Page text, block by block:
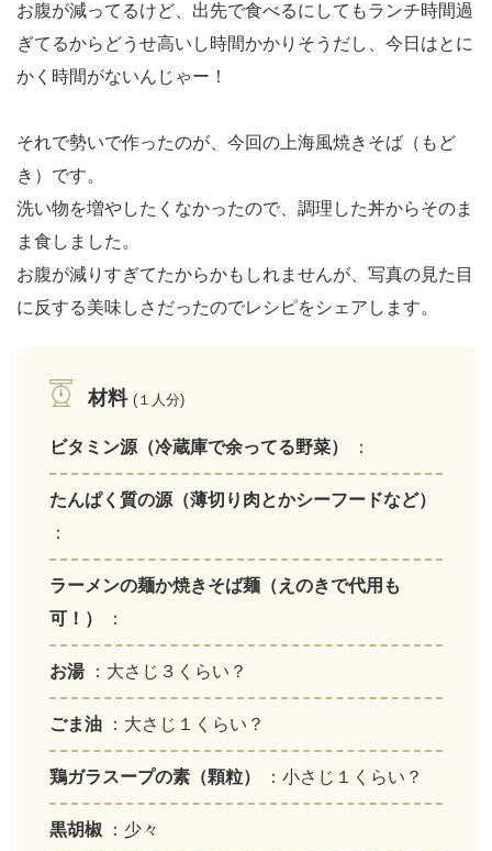
お腹が減ってるけど、出先で食べるにしてもランチ時間過
ぎてるからどうせ高いし時間かかりそうだし、今日はとに
かく時間がないんじゃー！
それで勢いで作ったのが、今回の上海風焼きそば（もど
き）です。
洗い物を増やしたくなかったので、調理した丼からそのま
ま食しました。
お腹が減りすぎてたからかもしれませんが、写真の見た目
に反する美味しさだったのでレシピをシェアします。
材料 (１人分)
ビタミン源（冷蔵庫で余ってる野菜） ：
たんぱく質の源（薄切り肉とかシーフードなど）
：
ラーメンの麺か焼きそば麺（えのきで代用も
可！）
：
お湯 ：大さじ３くらい？
ごま油 ：大さじ１くらい？
鶏ガラスープの素（顆粒） ：小さじ１くらい？
黒胡椒 ：少々